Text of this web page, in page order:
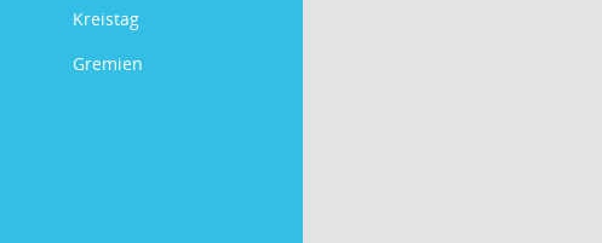
Kreistag
Gremien